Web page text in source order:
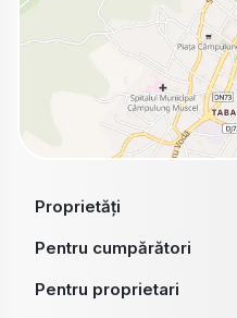
Proprietăți
Pentru cumpărători
Pentru proprietari